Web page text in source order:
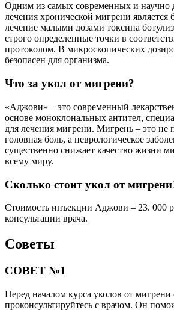
Одним из самых современных и научно
лечения хронической мигрени
лечение малыми дозами токсина
строго определенные точки в
протоколом. В микроскопических
безопасен для организма.
Что за укол от мигрени?
«Аджови» – это современный
основе моноклональных антител,
для лечения мигрени. Мигрень – это не
головная боль, а неврологическое
существенно снижает качество жизни
всему миру.
Сколько стоит укол от
Стоимость инъекции Аджови – 23. 000
консультации врача.
Советы
СОВЕТ №1
Перед началом курса уколов от мигрени
проконсультируйтесь с врачом. Он